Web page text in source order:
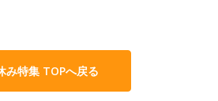
み特集 TOPへ戻る